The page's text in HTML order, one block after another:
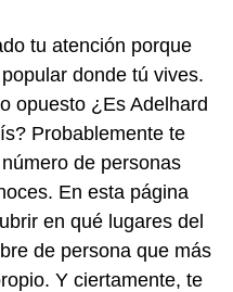
tu atención porque
donde tú vives.
opuesto ¿Es Adelhard
Probablemente te
de personas
En esta página
en qué lugares del
de persona que más
Y ciertamente, te